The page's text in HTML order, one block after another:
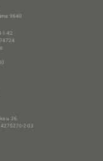
9640
1-42
u. 26.
2-03